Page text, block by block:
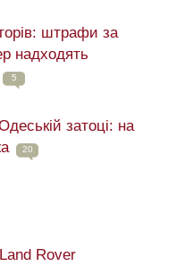
штрафи за
надходять
5
затоці: на
20
Rover